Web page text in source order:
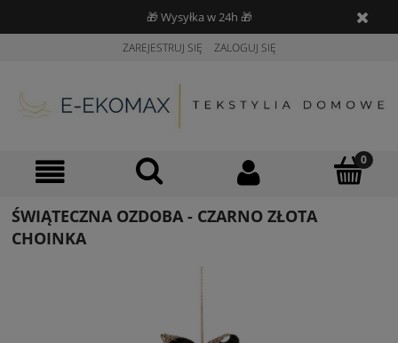
🎁 Wysyłka w 24h 🎁
ZAREJESTRUJ SIĘ ZALOGUJ SIĘ
ŚWIĄTECZNA OZDOBA - CZARNO ZŁOTA
CHOINKA